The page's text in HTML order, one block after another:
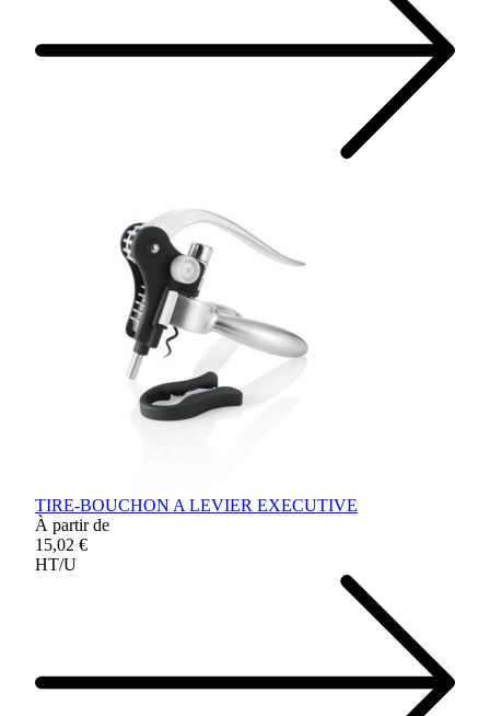
TIRE-BOUCHON A LEVIER EXECUTIVE
À partir de
15,02 €
HT/U